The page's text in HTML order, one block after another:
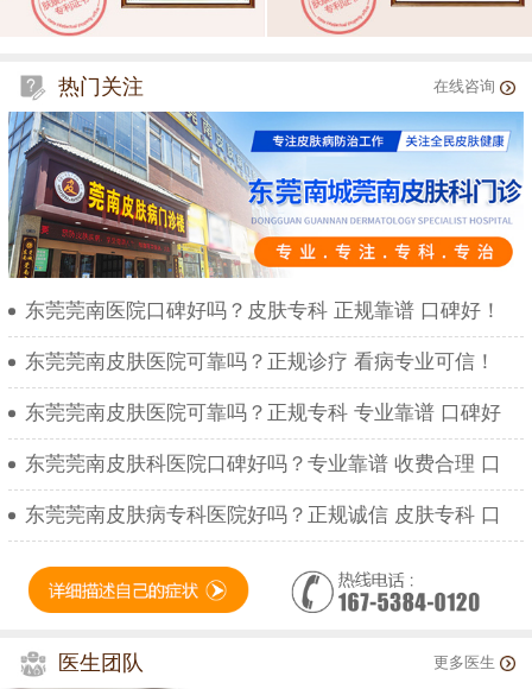
热门关注 在线咨询
东莞莞南医院口碑好吗？皮肤专科 正规靠谱 口碑好！
东莞莞南皮肤医院可靠吗？正规诊疗 看病专业可信！
东莞莞南皮肤医院可靠吗？正规专科 专业靠谱 口碑好
东莞莞南皮肤科医院口碑好吗？专业靠谱 收费合理 口
东莞莞南皮肤病专科医院好吗？正规诚信 皮肤专科 口
医生团队 更多医生